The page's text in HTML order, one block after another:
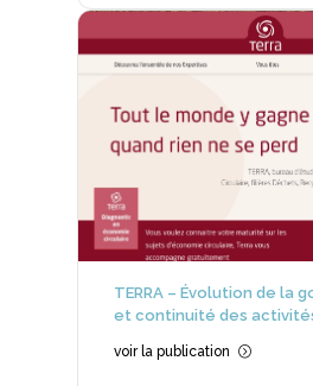
TERRA – Évolution de la
et continuité des
voir la publication =